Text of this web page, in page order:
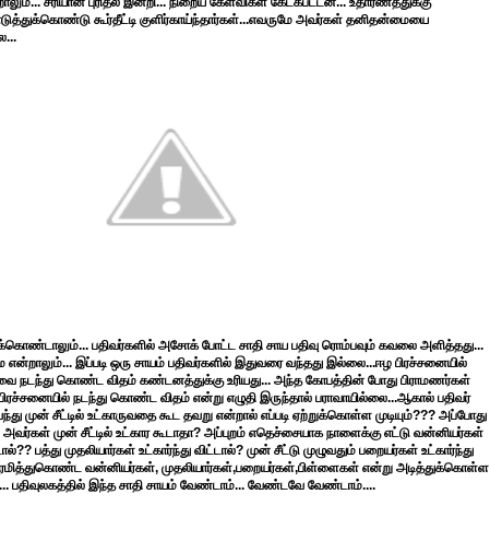
கூர்தீட்டி குளிர்காய்ந்தார்கள்...எவருமே அவர்கள் தனிதன்மையை
பதிவர்களில் அசோக் போட்ட சாதி சாய பதிவு ரொம்பவும் கவலை அளித்தது...
என்றாலும்... இப்படி ஒரு சாயம் பதிவர்களில் இதுவரை வந்தது இல்லை...ஈழ பிரச்சனையில்
நடந்து கொண்ட விதம் கண்டனத்துக்கு உரியது... அந்த கோபத்தின் போது பிராமணர்கள்
நடந்து கொண்ட விதம் என்று எழுதி இருந்தால் பராவாயில்லை...ஆகால் பதிவர்
முன் சீட்டில் உட்காருவதை கூட தவறு என்றால் எப்படி ஏற்றுக்கொள்ள முடியும்??? அப்போது
முன் சீட்டில் உட்கார கூடாதா? அப்புறம் எதெச்சையாக நாளைக்கு எட்டு வன்னியர்கள்
பத்து முதலியார்கள் உட்கார்ந்து விட்டால்? முன் சீட்டு முழுவதும் பறையர்கள் உட்கார்ந்து
வன்னியர்கள், முதலியார்கள்,பறையர்கள்,பிள்ளைகள் என்று அடித்துக்கொள்ள
பதிவுலகத்தில் இந்த சாதி சாயம் வேண்டாம்... வேண்டவே வேண்டாம்....